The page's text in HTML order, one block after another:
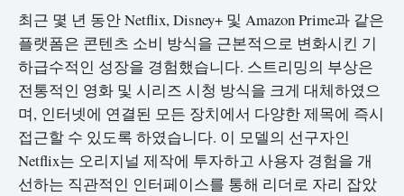
최근 몇 년 동안 Netflix, Disney+ 및 Amazon Prime과 같은
플랫폼은 콘텐츠 소비 방식을 근본적으로 변화시킨 기
하급수적인 성장을 경험했습니다. 스트리밍의 부상은
전통적인 영화 및 시리즈 시청 방식을 크게 대체하였으
며, 인터넷에 연결된 모든 장치에서 다양한 제목에 즉시
접근할 수 있도록 하였습니다. 이 모델의 선구자인
Netflix는 오리지널 제작에 투자하고 사용자 경험을 개
선하는 직관적인 인터페이스를 통해 리더로 자리 잡았